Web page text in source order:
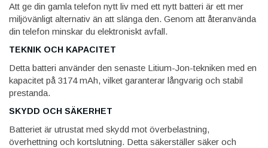
Att ge din gamla telefon nytt liv med ett nytt batteri är ett mer
miljövänligt alternativ än att slänga den. Genom att återanvända
din telefon minskar du elektroniskt avfall.
TEKNIK OCH KAPACITET
Detta batteri använder den senaste Litium-Jon-tekniken med en
kapacitet på 3174 mAh, vilket garanterar långvarig och stabil
prestanda.
SKYDD OCH SÄKERHET
Batteriet är utrustat med skydd mot överbelastning,
överhettning och kortslutning. Detta säkerställer säker och